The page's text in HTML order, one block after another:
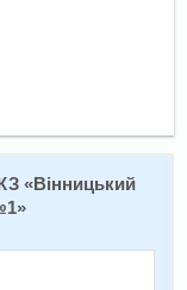
«Вінницький